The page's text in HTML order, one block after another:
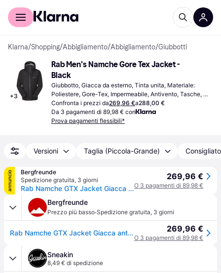
Per il tuo shopping
Klarna/Shopping/Abbigliamento/Abbigliamento/Giubbotti
+3
Rab Men's Namche Gore Tex Jacket -
Black
Giubbotto, Giacca da esterno, Tinta unita, Materiale:
Poliestere, Gore-Tex, Impermeabile, Antivento, Tasche,
Cappuccio, Traspirante, Durevole
Confronta i prezzi da269,96 €a288,00 €
Da 3 pagamenti di 89,98 € con
Prova pagamenti flessibili*
Versioni Taglia (Piccola-Grande) Consigliato
annuncio
Bergfreunde
Spedizione gratuita, 3 giorni
Rab Namche GTX Jacket Giacca antipioggia Uomo (XL, nero) - Nero
269,96 €
O 3 pagamenti di 89,98 €
Bergfreunde
Prezzo più basso·Spedizione gratuita, 3 giorni
Rab Namche GTX Jacket Giacca antipioggia Uomo (XL, nero) - Nero 269,96 €
O 3 pagamenti di 89,98 €
Sneakin
8,49 € di spedizione